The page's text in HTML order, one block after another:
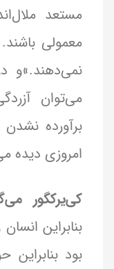
مستعد
معمولی
نمی‌دهند.»و
می‌توان
برآورده
امروزی دیده
کی‌یرکگور
بنابراین
بود